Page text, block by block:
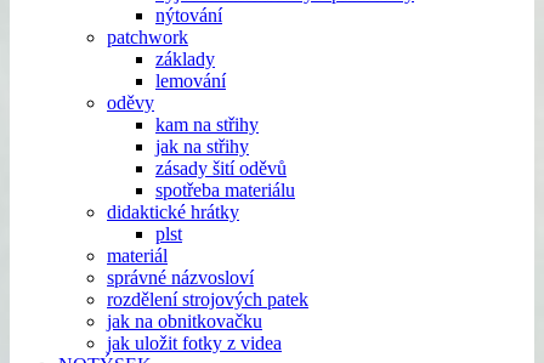
nýtování
patchwork
základy
lemování
oděvy
kam na střihy
jak na střihy
zásady šití oděvů
spotřeba materiálu
didaktické hrátky
plst
materiál
správné názvosloví
rozdělení strojových patek
jak na obnitkovačku
jak uložit fotky z videa